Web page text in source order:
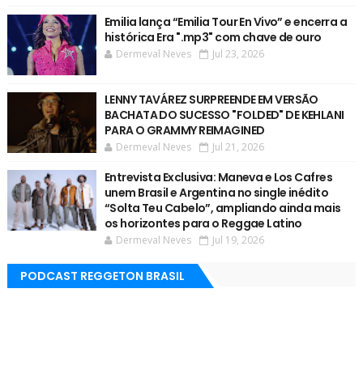
Emilia lança “Emilia Tour En Vivo” e encerra a
histórica Era ".mp3" com chave de ouro
Dermeval Neves Jul 23, 2026
LENNY TAVÁREZ SURPREENDE EM VERSÃO
BACHATA DO SUCESSO "FOLDED" DE KEHLANI
PARA O GRAMMY REIMAGINED
Dermeval Neves Jul 21, 2026
Entrevista Exclusiva: Maneva e Los Cafres
unem Brasil e Argentina no single inédito
“Solta Teu Cabelo”, ampliando ainda mais
os horizontes para o Reggae Latino
Dermeval Neves Jul 19, 2026
PODCAST REGGETON BRASIL